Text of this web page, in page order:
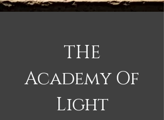
THE
Academy Of
Light